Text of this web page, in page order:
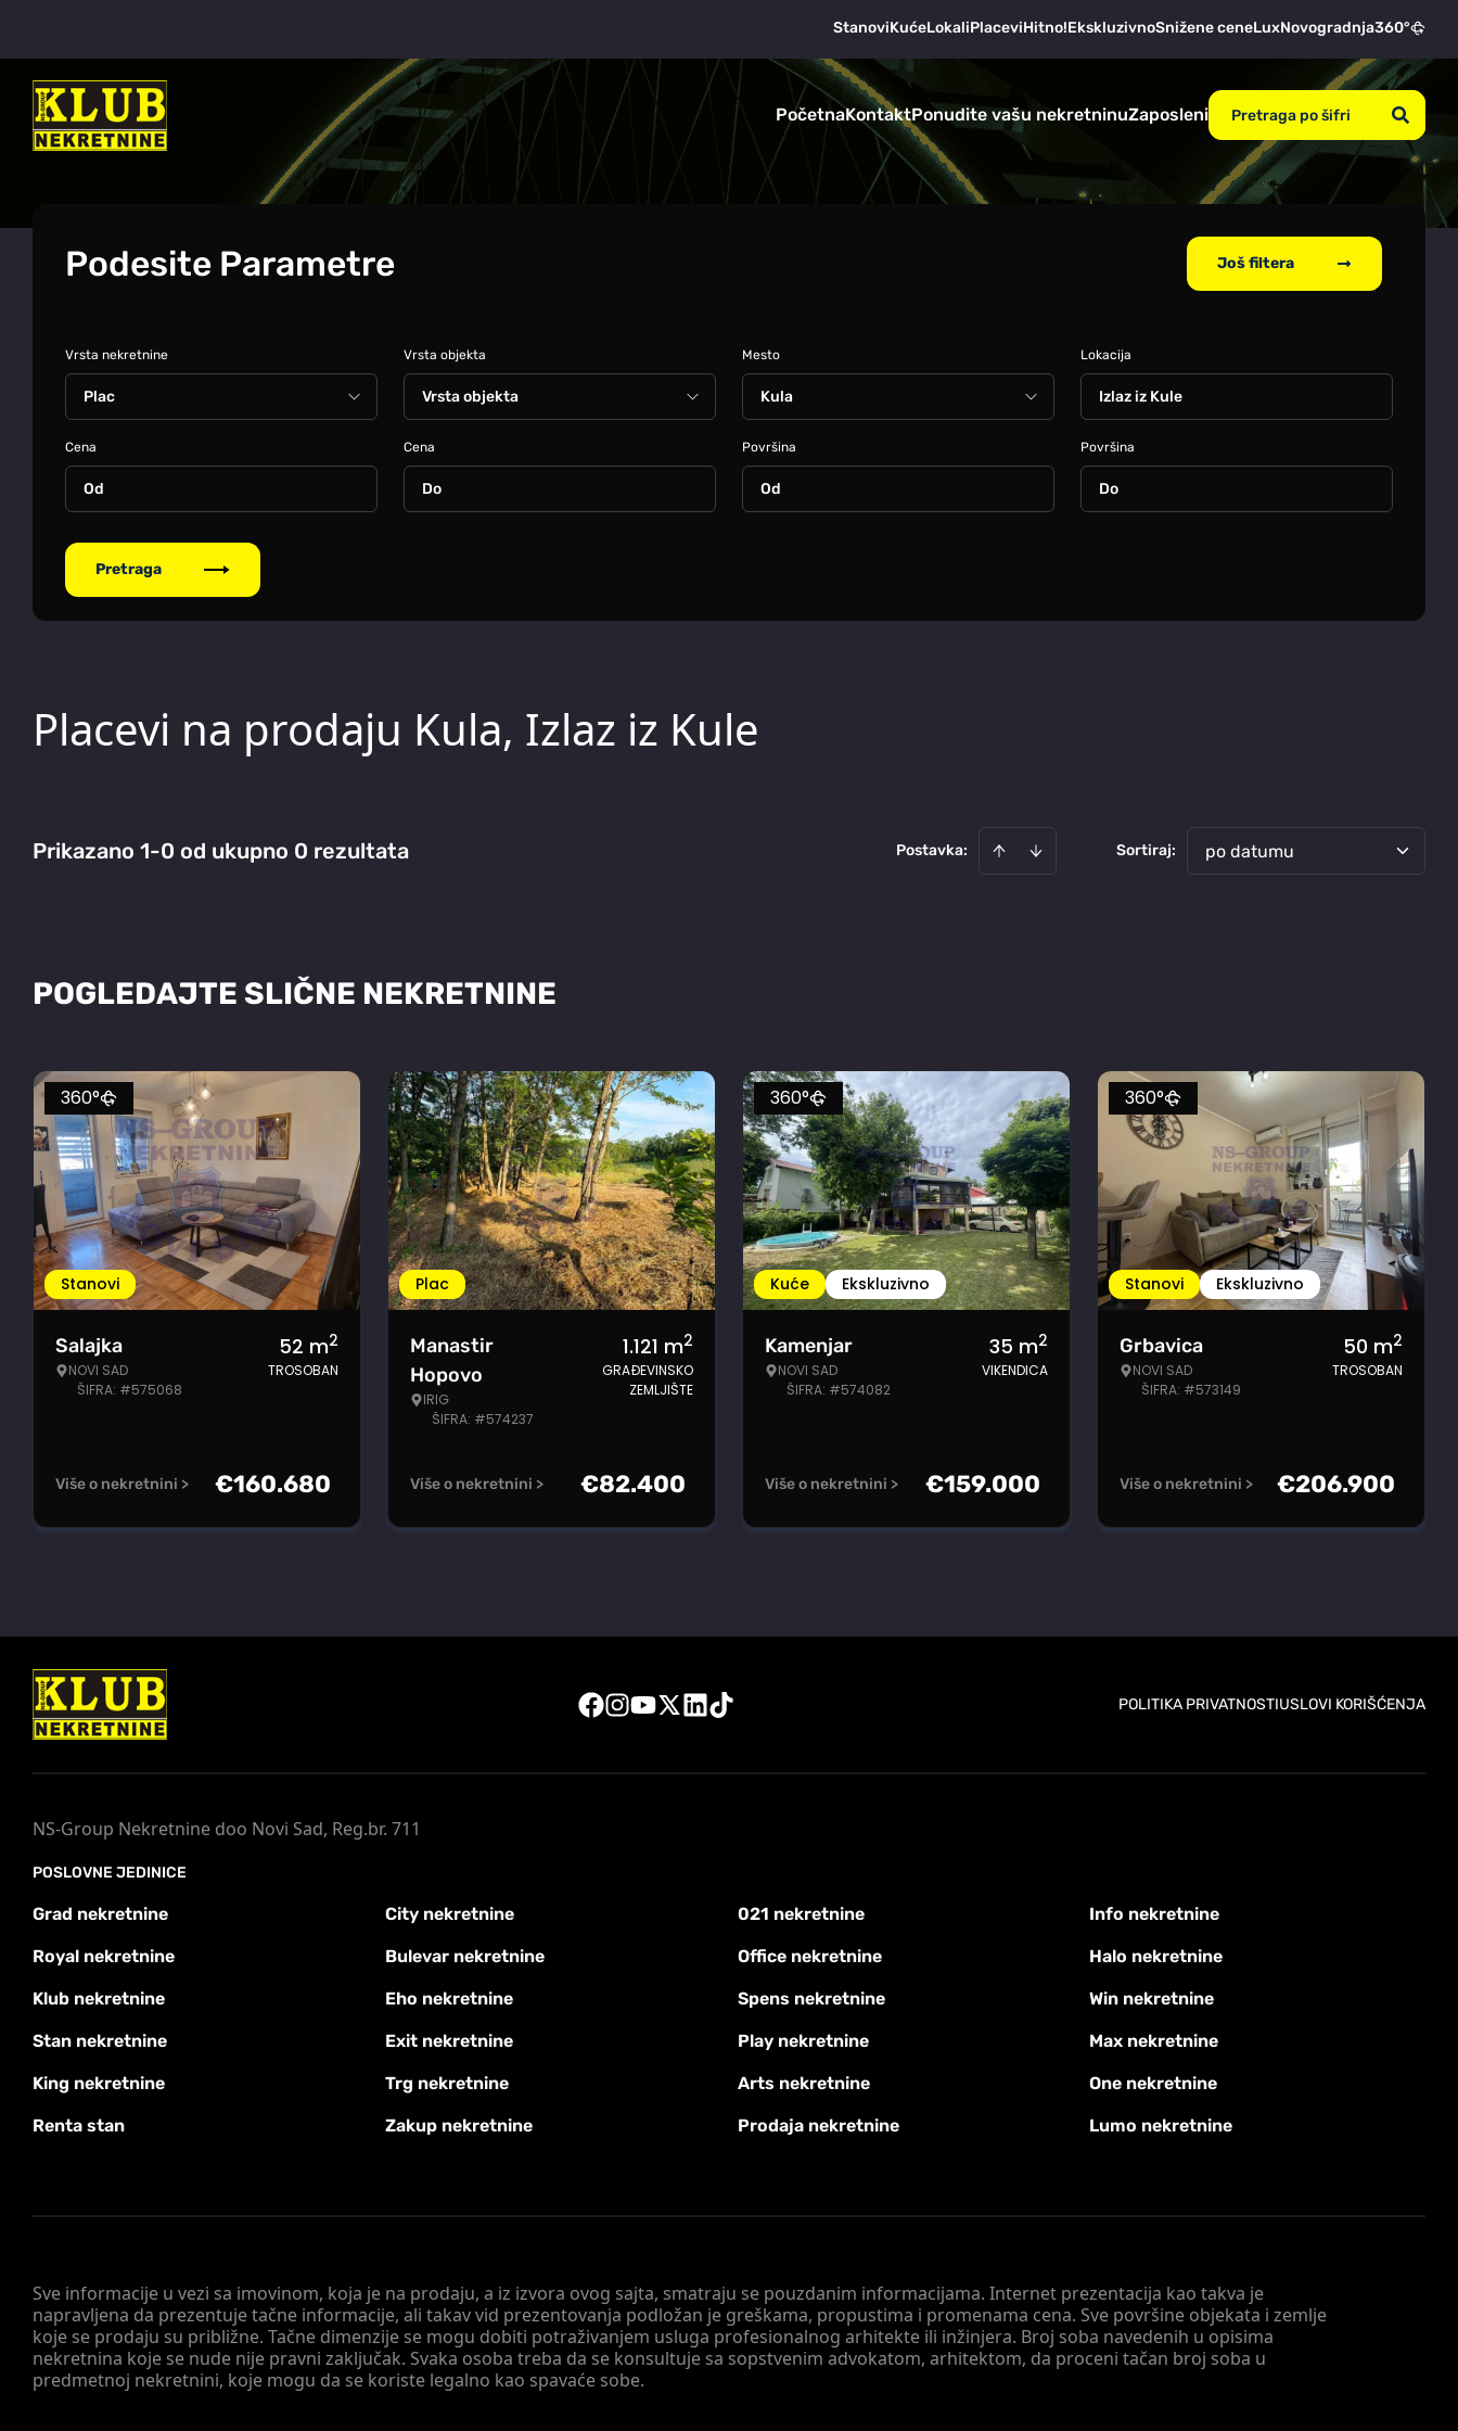
StanoviKućeLokaliPlaceviHitno!EkskluzivnoSnižene ceneLuxNovogradnja360°
PočetnaKontaktPonudite vašu nekretninuZaposleni
Podesite Parametre Još filtera
Vrsta nekretnine Vrsta objekta Mesto Lokacija
Izlaz iz Kule
Cena Cena Površina Površina
Pretraga
Placevi na prodaju Kula, Izlaz iz Kule
Prikazano 1-0 od ukupno 0 rezultata Postavka: Sortiraj: po datumu
POGLEDAJTE SLIČNE NEKRETNINE
Stanovi
360°
Salajka
NOVI SAD
ŠIFRA: #575068
52 m2
TROSOBAN
Više o nekretnini > €160.680
Plac
Manastir
Hopovo
IRIG
ŠIFRA: #574237
1.121 m2
GRAĐEVINSKO
ZEMLJIŠTE
Više o nekretnini > €82.400
Kuće Ekskluzivno
360°
Kamenjar
NOVI SAD
ŠIFRA: #574082
35 m2
VIKENDICA
Više o nekretnini > €159.000
Stanovi Ekskluzivno
360°
Grbavica
NOVI SAD
ŠIFRA: #573149
50 m2
TROSOBAN
Više o nekretnini > €206.900
POLITIKA PRIVATNOSTIUSLOVI KORIŠĆENJA
Sve informacije u vezi sa imovinom, koja je na prodaju, a iz izvora ovog sajta, smatraju se pouzdanim informacijama. Internet prezentacija kao takva je
napravljena da prezentuje tačne informacije, ali takav vid prezentovanja podložan je greškama, propustima i promenama cena. Sve površine objekata i zemlje
koje se prodaju su približne. Tačne dimenzije se mogu dobiti potraživanjem usluga profesionalnog arhitekte ili inžinjera. Broj soba navedenih u opisima
nekretnina koje se nude nije pravni zaključak. Svaka osoba treba da se konsultuje sa sopstvenim advokatom, arhitektom, da proceni tačan broj soba u
predmetnoj nekretnini, koje mogu da se koriste legalno kao spavaće sobe.
NS-Group Nekretnine doo Novi Sad, Reg.br. 711
POSLOVNE JEDINICE
Grad nekretnine City nekretnine 021 nekretnine Info nekretnine
Royal nekretnine Bulevar nekretnine Office nekretnine Halo nekretnine
Klub nekretnine Eho nekretnine Spens nekretnine Win nekretnine
Stan nekretnine Exit nekretnine Play nekretnine Max nekretnine
King nekretnine Trg nekretnine Arts nekretnine One nekretnine
Renta stan Zakup nekretnine Prodaja nekretnine Lumo nekretnine